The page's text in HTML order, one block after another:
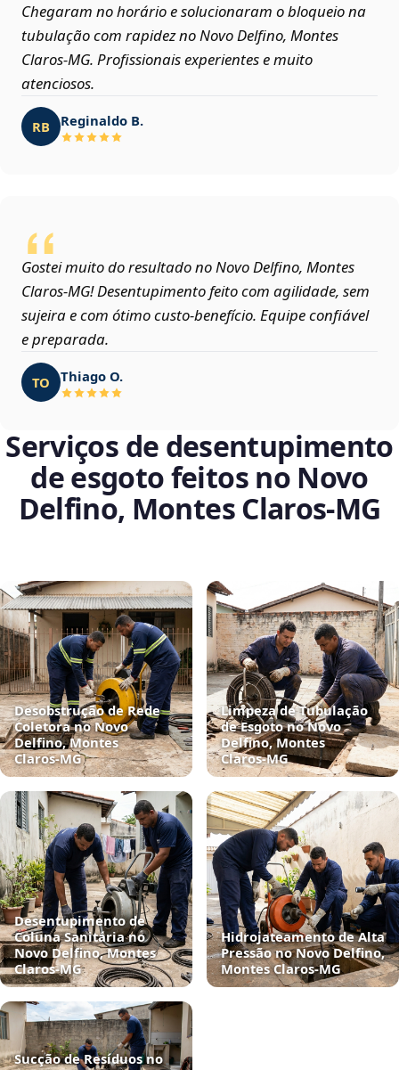
Chegaram no horário e solucionaram o bloqueio na
tubulação com rapidez no Novo Delfino, Montes
Claros‑MG. Profissionais experientes e muito
atenciosos.
RB Reginaldo B.
Gostei muito do resultado no Novo Delfino, Montes
Claros‑MG! Desentupimento feito com agilidade, sem
sujeira e com ótimo custo-benefício. Equipe confiável
e preparada.
TO Thiago O.
Serviços de desentupimento
de esgoto feitos no Novo
Delfino, Montes Claros‑MG
Desobstrução de Rede
Coletora no Novo
Delfino, Montes
Claros‑MG
Limpeza de Tubulação
de Esgoto no Novo
Delfino, Montes
Claros‑MG
Desentupimento de
Coluna Sanitária no
Novo Delfino, Montes
Claros‑MG
Hidrojateamento de Alta
Pressão no Novo Delfino,
Montes Claros‑MG
Sucção de Resíduos no